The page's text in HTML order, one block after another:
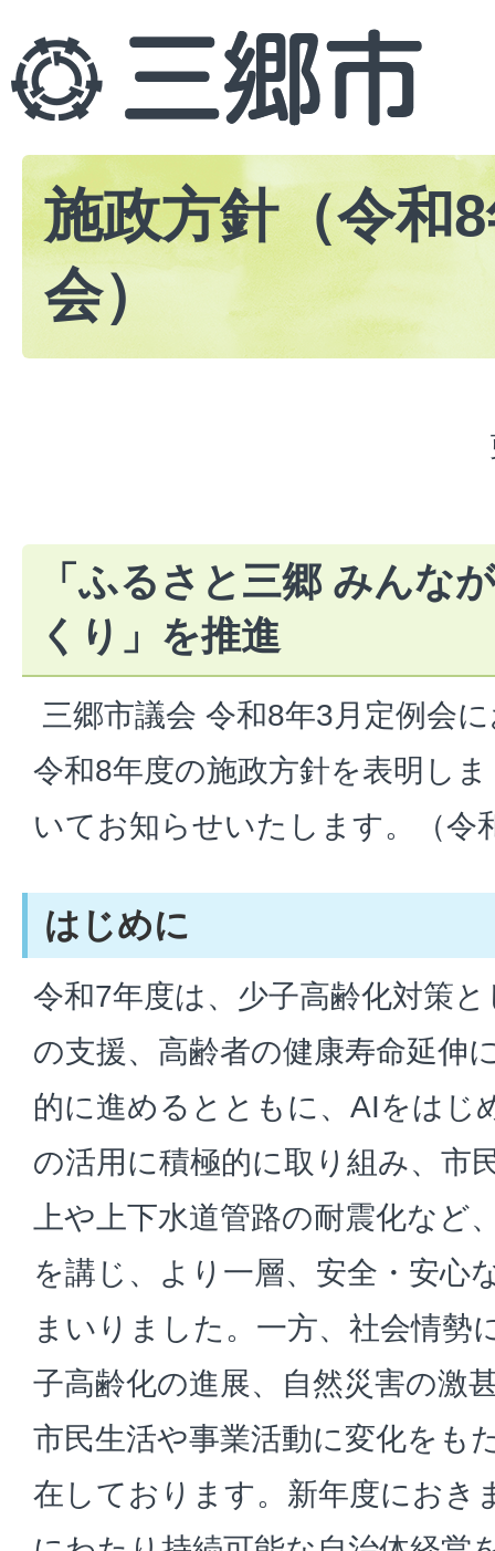
施政方針（令和
会）
「ふるさと三郷 みんな
くり」を推進
三郷市議会 令和8年3月定例会
令和8年度の施政方針を表明し
いてお知らせいたします。（令
はじめに
令和7年度は、少子高齢化対策
の支援、高齢者の健康寿命延伸
的に進めるとともに、AIをはじ
の活用に積極的に取り組み、市
上や上下水道管路の耐震化など
を講じ、より一層、安全・安心
まいりました。一方、社会情勢
子高齢化の進展、自然災害の激
市民生活や事業活動に変化をも
在しております。新年度におき